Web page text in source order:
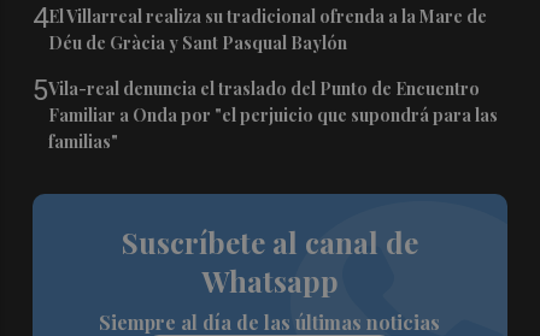
4El Villarreal realiza su tradicional ofrenda a la Mare de
Déu de Gràcia y Sant Pasqual Baylón
5Vila-real denuncia el traslado del Punto de Encuentro
Familiar a Onda por "el perjuicio que supondrá para las
familias"
Suscríbete al canal de
Whatsapp
Siempre al día de las últimas noticias